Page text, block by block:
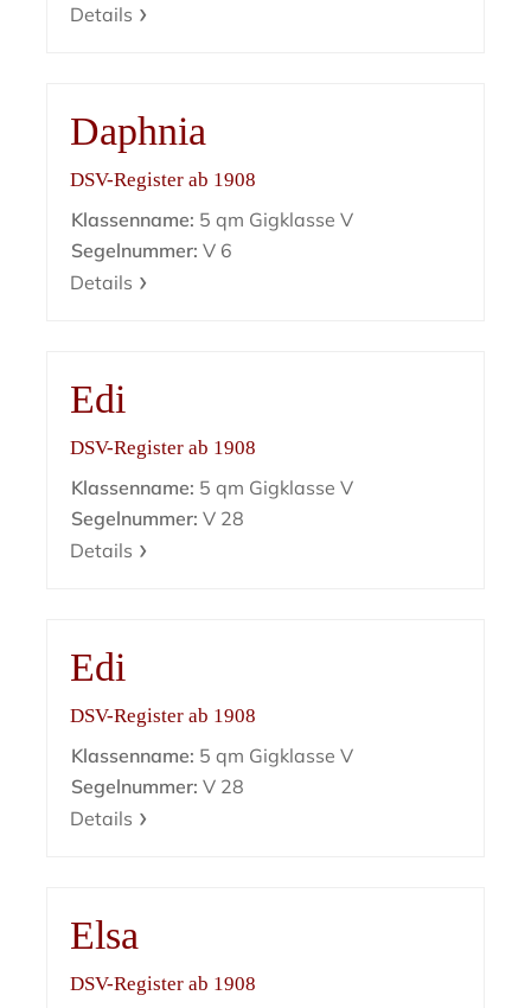
Details
Daphnia
DSV-Register ab 1908
Klassenname: 5 qm Gigklasse V
Segelnummer: V 6
Details
Edi
DSV-Register ab 1908
Klassenname: 5 qm Gigklasse V
Segelnummer: V 28
Details
Edi
DSV-Register ab 1908
Klassenname: 5 qm Gigklasse V
Segelnummer: V 28
Details
Elsa
DSV-Register ab 1908